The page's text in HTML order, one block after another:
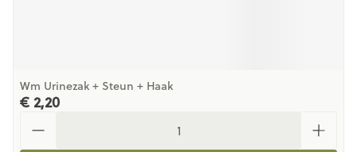
Wm Urinezak + Steun + Haak
€ 2,20